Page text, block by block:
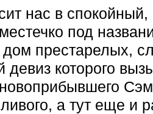
нас в спокойный,
под
дом престарелых,
девиз которого
а тут еще и